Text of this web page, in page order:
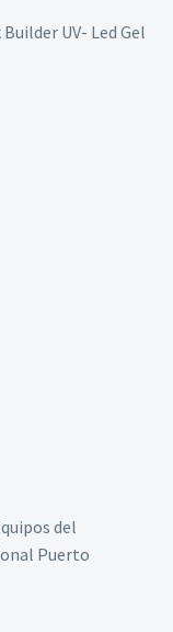
UV- Led Gel
del
Puerto